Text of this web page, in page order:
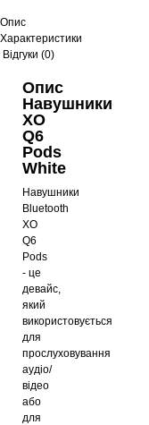
Опис
Характеристики
Відгуки (0)
Опис
Навушники
XO
Q6
Pods
White
Навушники
Bluetooth
XO
Q6
Pods
- це
девайс,
який
використовується
для
прослуховування
аудіо/
відео
або
для